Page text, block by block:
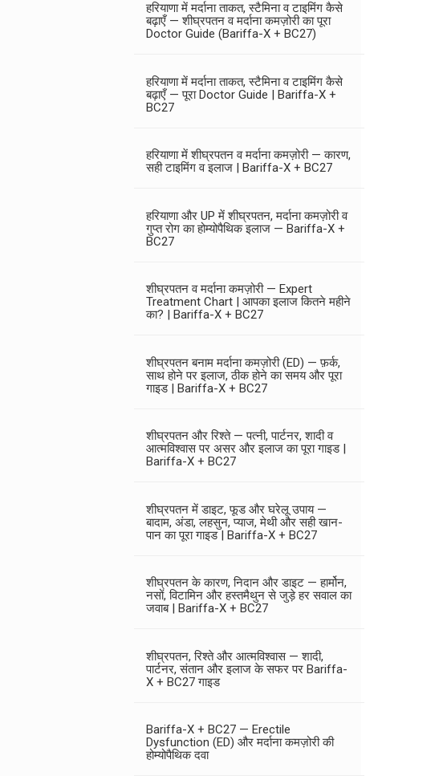
हरियाणा में मर्दाना ताकत, स्टैमिना व टाइमिंग कैसे
बढ़ाएँ — शीघ्रपतन व मर्दाना कमज़ोरी का पूरा
Doctor Guide (Bariffa-X + BC27)
हरियाणा में मर्दाना ताकत, स्टैमिना व टाइमिंग कैसे
बढ़ाएँ — पूरा Doctor Guide | Bariffa-X +
BC27
हरियाणा में शीघ्रपतन व मर्दाना कमज़ोरी — कारण,
सही टाइमिंग व इलाज | Bariffa-X + BC27
हरियाणा और UP में शीघ्रपतन, मर्दाना कमज़ोरी व
गुप्त रोग का होम्योपैथिक इलाज — Bariffa-X +
BC27
शीघ्रपतन व मर्दाना कमज़ोरी — Expert
Treatment Chart | आपका इलाज कितने महीने
का? | Bariffa-X + BC27
शीघ्रपतन बनाम मर्दाना कमज़ोरी (ED) — फ़र्क,
साथ होने पर इलाज, ठीक होने का समय और पूरा
गाइड | Bariffa-X + BC27
शीघ्रपतन और रिश्ते — पत्नी, पार्टनर, शादी व
आत्मविश्वास पर असर और इलाज का पूरा गाइड |
Bariffa-X + BC27
शीघ्रपतन में डाइट, फूड और घरेलू उपाय —
बादाम, अंडा, लहसुन, प्याज, मेथी और सही खान-
पान का पूरा गाइड | Bariffa-X + BC27
शीघ्रपतन के कारण, निदान और डाइट — हार्मोन,
नसों, विटामिन और हस्तमैथुन से जुड़े हर सवाल का
जवाब | Bariffa-X + BC27
शीघ्रपतन, रिश्ते और आत्मविश्वास — शादी,
पार्टनर, संतान और इलाज के सफर पर Bariffa-
X + BC27 गाइड
Bariffa-X + BC27 — Erectile
Dysfunction (ED) और मर्दाना कमज़ोरी की
होम्योपैथिक दवा